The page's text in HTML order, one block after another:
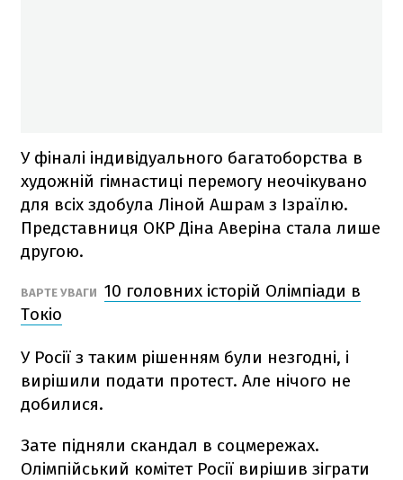
У фіналі індивідуального багатоборства в
художній гімнастиці перемогу неочікувано
для всіх здобула Ліной Ашрам з Ізраїлю.
Представниця ОКР Діна Аверіна стала лише
другою.
ВАРТЕ УВАГИ 10 головних історій Олімпіади в
Токіо
У Росії з таким рішенням були незгодні, і
вирішили подати протест. Але нічого не
добилися.
Зате підняли скандал в соцмережах.
Олімпійський комітет Росії вирішив зіграти